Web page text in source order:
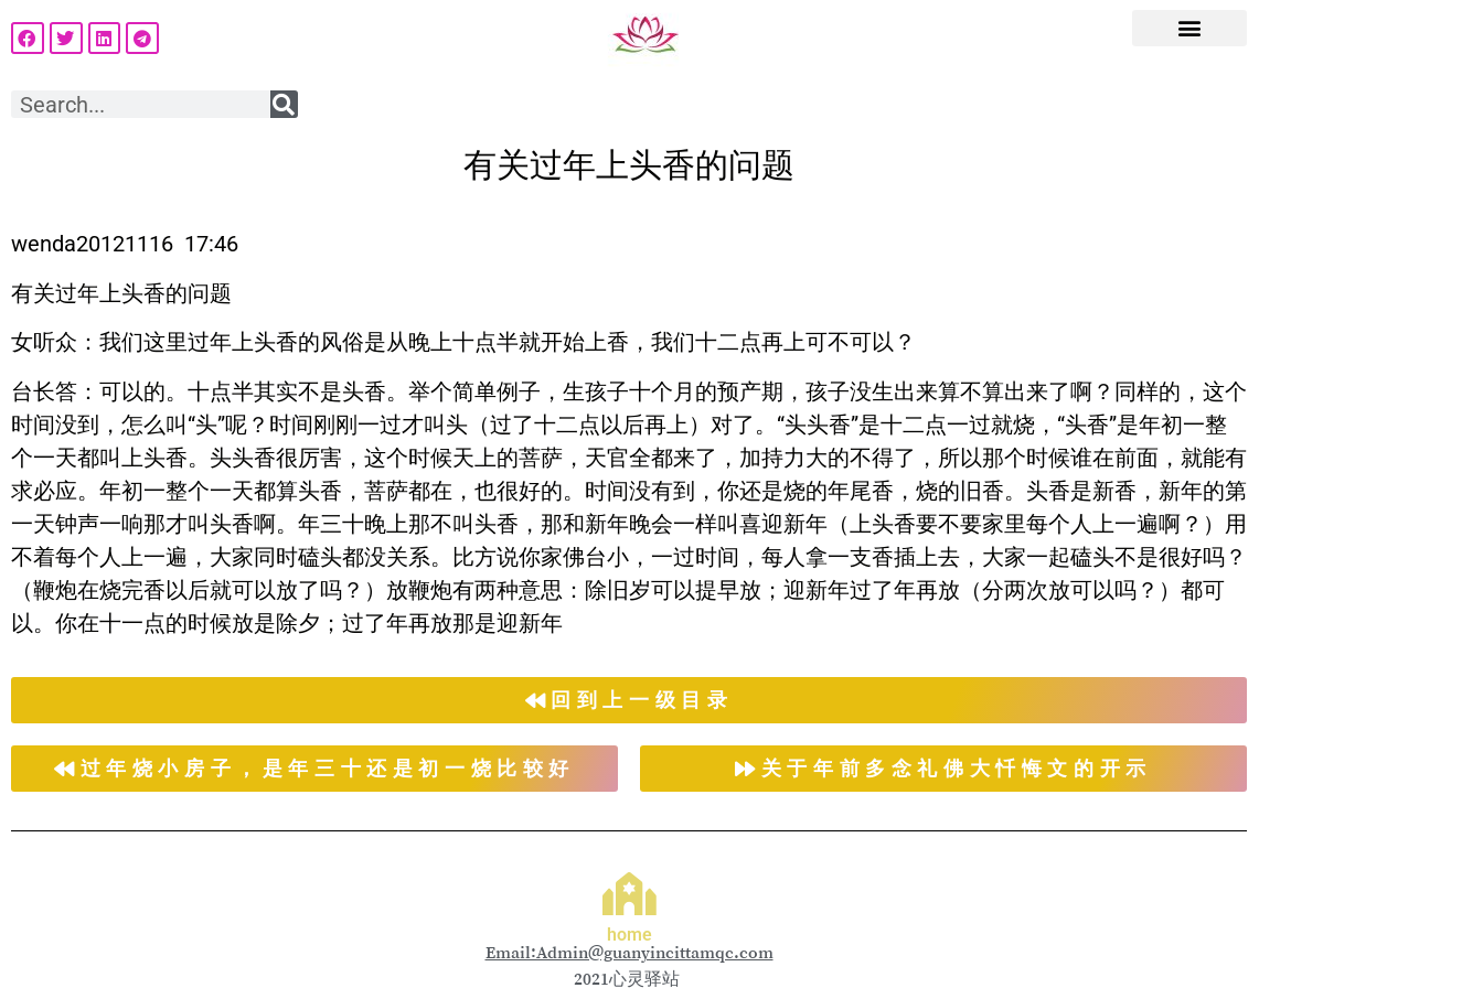
有关过年上头香的问题
wenda20121116 17:46
有关过年上头香的问题
女听众 ：我们这里过年上头香的风俗是从晚上十点半就开始上香，我们十二点再上可不可以？
台长答 ：可以的。十点半其实不是头香。举个简单例子，生孩子十个月的预产期，孩子没生出来算不算出来了啊？同样的，这个
时间没到，怎么叫“头”呢？时间刚刚一过才叫头（过了十二点以后再上）对了。“头头香”是十二点一过就烧，“头香”是年初一整
个一天都叫上头香。头头香很厉害，这个时候天上的菩萨，天官全都来了，加持力大的不得了，所以那个时候谁在前面，就能有
求必应。年初一整个一天都算头香，菩萨都在，也很好的。时间没有到，你还是烧的年尾香，烧的旧香。头香是新香，新年的第
一天钟声一响那才叫头香啊。年三十晚上那不叫头香，那和新年晚会一样叫喜迎新年（上头香要不要家里每个人上一遍啊？）用
不着每个人上一遍，大家同时磕头都没关系。比方说你家佛台小，一过时间，每人拿一支香插上去，大家一起磕头不是很好吗？
（鞭炮在烧完香以后就可以放了吗？）放鞭炮有两种意思：除旧岁可以提早放；迎新年过了年再放（分两次放可以吗？）都可
以。你在十一点的时候放是除夕；过了年再放那是迎新年
回到上一级目录
过年烧小房子，是年三十还是初一烧比较好 关于年前多念礼佛大忏悔文的开示
home
Email:Admin@guanyincittamqc.com
2021心灵驿站